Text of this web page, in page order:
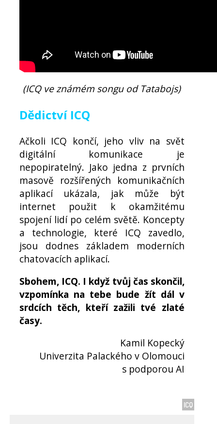
(ICQ ve známém songu od Tatabojs)
Dědictví ICQ
Ačkoli ICQ končí, jeho vliv na svět
digitální komunikace je
nepopiratelný. Jako jedna z prvních
masově rozšířených komunikačních
aplikací ukázala, jak může být
internet použit k okamžitému
spojení lidí po celém světě. Koncepty
a technologie, které ICQ zavedlo,
jsou dodnes základem moderních
chatovacích aplikací.
Sbohem, ICQ. I když tvůj čas skončil,
vzpomínka na tebe bude žít dál v
srdcích těch, kteří zažili tvé zlaté
časy.
Kamil Kopecký
Univerzita Palackého v Olomouci
s podporou AI
ICQ